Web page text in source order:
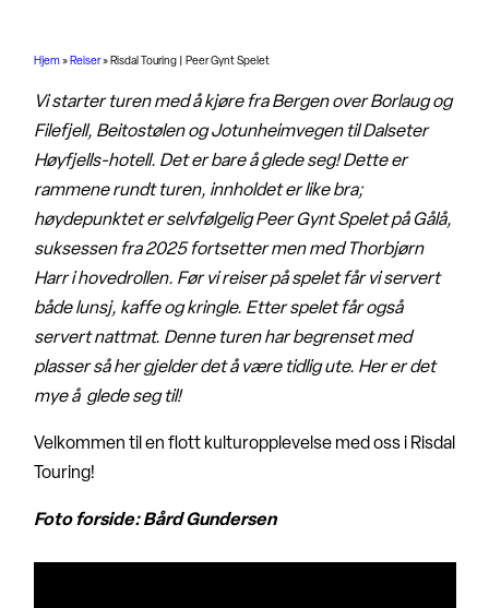
Hjem» Reiser» Risdal Touring | Peer Gynt Spelet
Vi starter turen med å kjøre fra Bergen over Borlaug og
Filefjell, Beitostølen og Jotunheimvegen til Dalseter
Høyfjells-hotell. Det er bare å glede seg! Dette er
rammene rundt turen, innholdet er like bra;
høydepunktet er selvfølgelig Peer Gynt Spelet på Gålå,
suksessen fra 2025 fortsetter men med Thorbjørn
Harr i hovedrollen. Før vi reiser på spelet får vi servert
både lunsj, kaffe og kringle. Etter spelet får også
servert nattmat. Denne turen har begrenset med
plasser så her gjelder det å være tidlig ute. Her er det
mye å glede seg til!
Velkommen til en flott kulturopplevelse med oss i Risdal
Touring!
Foto forside: Bård Gundersen